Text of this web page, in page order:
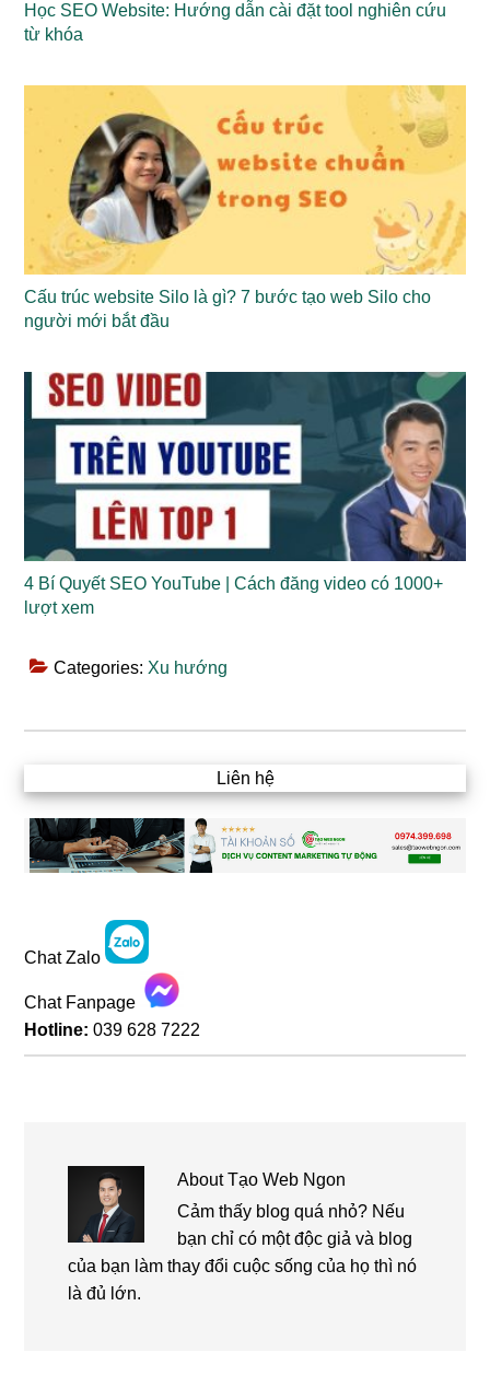
Học SEO Website: Hướng dẫn cài đặt tool nghiên cứu
từ khóa
Cấu trúc website Silo là gì? 7 bước tạo web Silo cho
người mới bắt đầu
4 Bí Quyết SEO YouTube | Cách đăng video có 1000+
lượt xem
Categories: Xu hướng
Liên hệ
Chat Zalo
Chat Fanpage
Hotline: 039 628 7222
AboutTạo Web Ngon
Cảm thấy blog quá nhỏ? Nếu
bạn chỉ có một độc giả và blog
của bạn làm thay đổi cuộc sống của họ thì nó
là đủ lớn.